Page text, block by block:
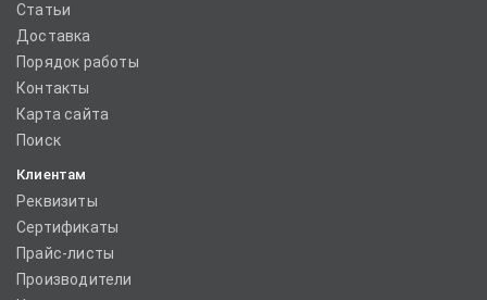
Статьи
Доставка
Порядок работы
Контакты
Карта сайта
Поиск
Клиентам
Реквизиты
Сертификаты
Прайс-листы
Производители